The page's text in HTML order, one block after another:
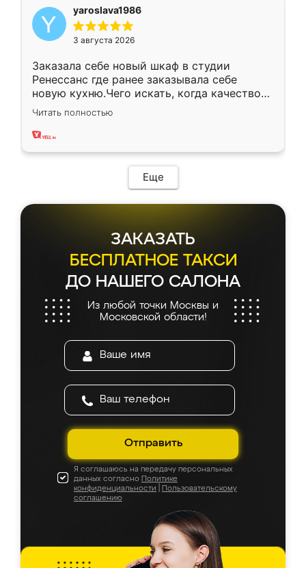
yaroslava1986
3 августа 2026
Заказала себе новый шкаф в студии
Ренессанс где ранее заказывала себе
новую кухню.Чего искать, когда качеством
вполне довольна. Служит кухня уже почти
два года, нареканий нет.
Читать полностью
Еще
ЗАКАЗАТЬ
БЕСПЛАТНОЕ ТАКСИ
ДО НАШЕГО САЛОНА
Из любой точки Москвы и
Московской области!
Отправить
Я соглашаюсь на передачу персональных
данных согласно Политике
конфиденциальности
Пользовательскому
соглашению